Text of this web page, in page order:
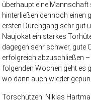
überhaupt eine Mannschaft
hinterließen dennoch einen
ersten Durchgang sehr gut
Naujokat ein starkes
dagegen sehr schwer, gute
erfolgreich abzuschließen
folgenden Wochen geht es
wo dann auch wieder
Torschützen: Niklas